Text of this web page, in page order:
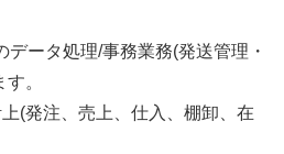
ータ処理/事務業務(発送管理・
。
(発注、売上、仕入、棚卸、在